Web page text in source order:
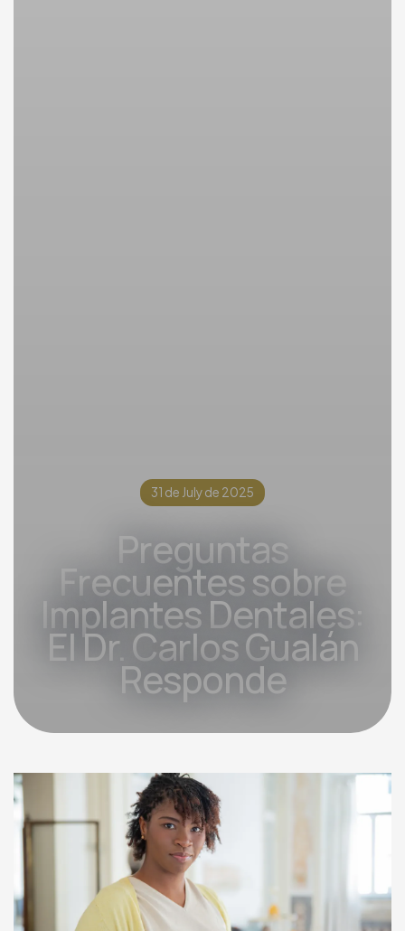
31 de July de 2025
Preguntas
Frecuentes sobre
Implantes Dentales:
El Dr. Carlos Gualán
Responde